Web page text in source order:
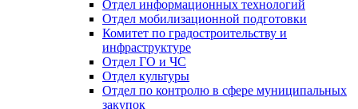
Отдел информационных технологий
Отдел мобилизационной подготовки
Комитет по градостроительству и
инфраструктуре
Отдел ГО и ЧС
Отдел культуры
Отдел по контролю в сфере муниципальных
закупок